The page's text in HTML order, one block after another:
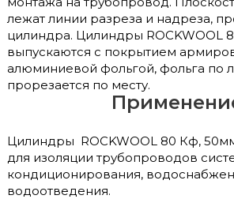
лежат линии разреза и надреза,
цилиндра. Цилиндры ROCKWOOL
выпускаются с покрытием
алюминиевой фольгой, фольга по
прорезается по месту.
Цилиндры ROCKWOOL 80 Кф,
для изоляции трубопроводов
кондиционирования,
водоотведения.